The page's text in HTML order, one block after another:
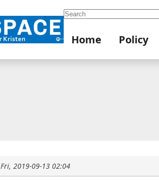
Search
Home Policy
Fri, 2019-09-13 02:04